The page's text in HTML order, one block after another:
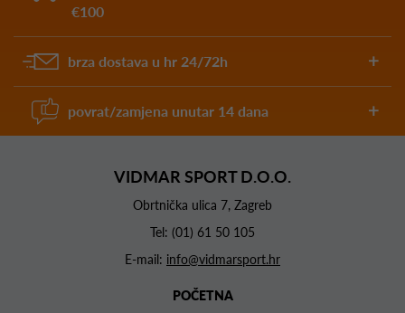
€100
brza dostava u hr 24/72h
povrat/zamjena unutar 14 dana
VIDMAR SPORT D.O.O.
Obrtnička ulica 7, Zagreb
Tel: (01) 61 50 105
E-mail: info@vidmarsport.hr
POČETNA